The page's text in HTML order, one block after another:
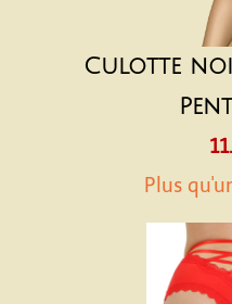
Culotte
Plus